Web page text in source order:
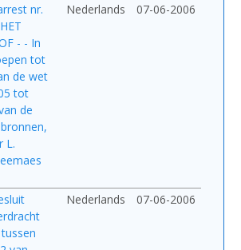
nr.
- - In
tot
de wet
tot
de
L.
Nederlands 07-06-2006
Nederlands 07-06-2006